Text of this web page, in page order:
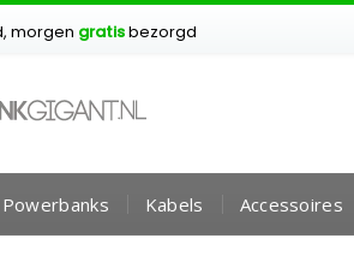
morgen gratisbezorgd
Powerbanks Kabels Accessoires